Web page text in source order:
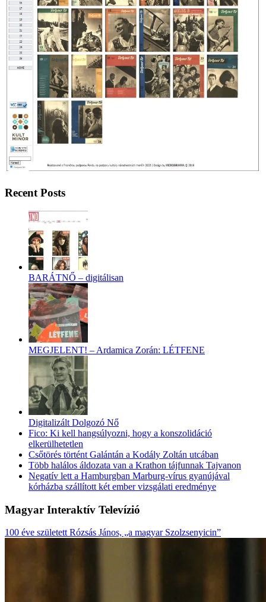
Recent Posts
BARÁTNŐ – digitálisan
MEGJELENT! – Ardamica Zorán: LÉTFENE
Digitalizált Dolgozó Nő
Fico: Ki kell hangsúlyozni, hogy a konszolidáció
elkerülhetetlen
Csőtörés történt Galántán a Kodály Zoltán utcában
Több halálos áldozata van a Krathon tájfunnak Tajvanon
Negatív lett a Hamburgban Marburg-vírus gyanújával
kórházba szállított két ember vizsgálati eredménye
Magyar Interaktív Televízió
100 éve született Rózsás János, „a magyar Szolzsenyicin”